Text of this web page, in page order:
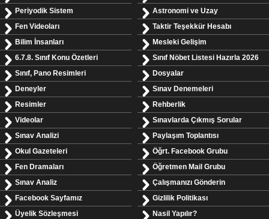
Periyodik Sistem
Fen Videoları
Bilim İnsanları
6.7.8. Sınıf Konu Özetleri
Sınıf, Pano Resimleri
Deneyler
Resimler
Videolar
Sınav Analizi
Okul Gazeteleri
Fen Dramaları
Sınav Analiz
Facebook Sayfamız
Üyelik Sözleşmesi
Astronomi ve Uzay
Taktir Teşekkür Hesabı
Mesleki Gelişim
Sınıf Nöbet Listesi Hazırla 2026
Dosyalar
Sınav Denemeleri
Rehberlik
Sınavlarda Çıkmış Sorular
Paylaşım Toplantısı
Öğrt. Facebook Grubu
Öğretmen Mail Grubu
Çalışmanızı Gönderin
Gizlilik Politikası
Nasil Yapılır?